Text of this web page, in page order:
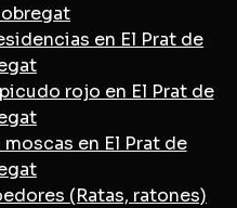
en El Prat de
rojo en El Prat de
en El Prat de
(Ratas, ratones)